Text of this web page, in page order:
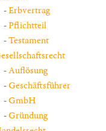
Erbvertrag
Pflichtteil
Testament
Auflösung
Geschäftsführer
GmbH
Gründung